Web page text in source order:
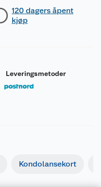
120 dagers åpent
kjøp
Leveringsmetoder
Kondolansekort